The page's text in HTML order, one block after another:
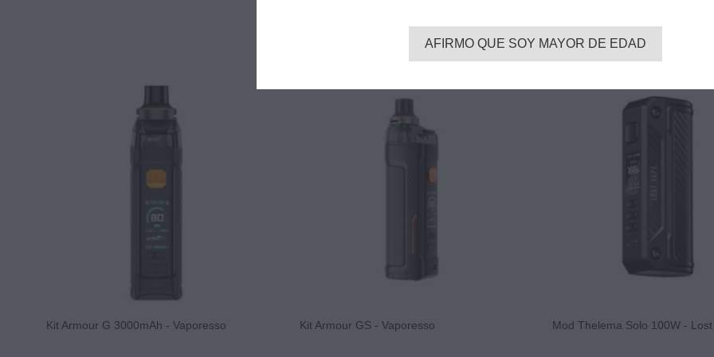
Kit Armour G 3000mAh - Vaporesso Kit Armour GS - Vaporesso Mod Thelema Solo 100W - Lost
AFIRMO QUE SOY MAYOR DE EDAD